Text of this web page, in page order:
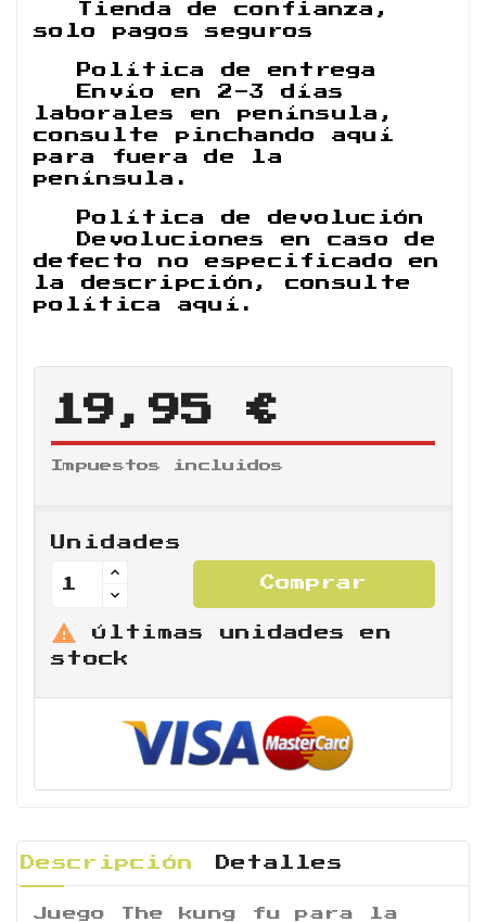
Tienda de confianza,
solo pagos seguros
Política de entrega
Envío en 2-3 días
laborales en península,
consulte pinchando aquí
para fuera de la
península.
Política de devolución
Devoluciones en caso de
defecto no especificado en
la descripción, consulte
política aquí.
19,95 €
Impuestos incluidos
Unidades
Comprar

Últimas unidades en
stock
Descripción Detalles
Juego The kung fu para la